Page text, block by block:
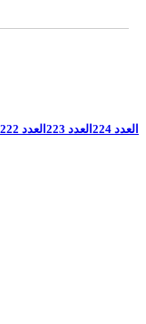
العدد 224 العدد 223 العدد 222